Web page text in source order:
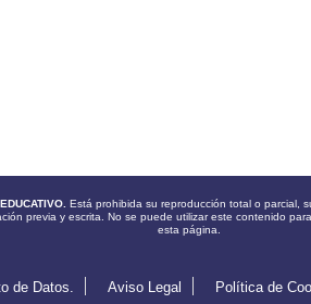
Está prohibida su reproducción total o parcial,
previa y escrita. No se puede utilizar este contenido
esta página.
de Datos. Aviso Legal Política de